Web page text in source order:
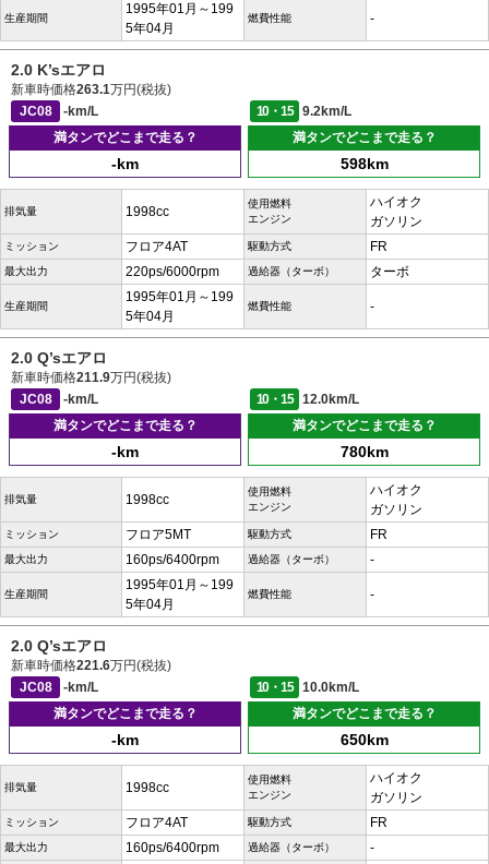
生産期間
1995年01月～199
5年04月
燃費性能 -
2.0 K’sエアロ
新車時価格263.1万円(税抜)
JC08
-km/L 10・15
9.2km/L
満タンでどこまで走る？
-km
満タンでどこまで走る？
598km
排気量 1998cc
使用燃料
エンジン
ハイオク
ガソリン
ミッション フロア4AT 駆動方式 FR
最大出力 220ps/6000rpm 過給器（ターボ） ターボ
生産期間
1995年01月～199
5年04月
燃費性能 -
2.0 Q’sエアロ
新車時価格211.9万円(税抜)
JC08
-km/L 10・15
12.0km/L
満タンでどこまで走る？
-km
満タンでどこまで走る？
780km
排気量 1998cc
使用燃料
エンジン
ハイオク
ガソリン
ミッション フロア5MT 駆動方式 FR
最大出力 160ps/6400rpm 過給器（ターボ） -
生産期間
1995年01月～199
5年04月
燃費性能 -
2.0 Q’sエアロ
新車時価格221.6万円(税抜)
JC08
-km/L 10・15
10.0km/L
満タンでどこまで走る？
-km
満タンでどこまで走る？
650km
排気量 1998cc
使用燃料
エンジン
ハイオク
ガソリン
ミッション フロア4AT 駆動方式 FR
最大出力 160ps/6400rpm 過給器（ターボ） -